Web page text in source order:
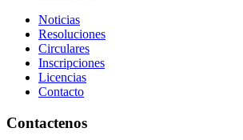
Noticias
Resoluciones
Circulares
Inscripciones
Licencias
Contacto
Contactenos